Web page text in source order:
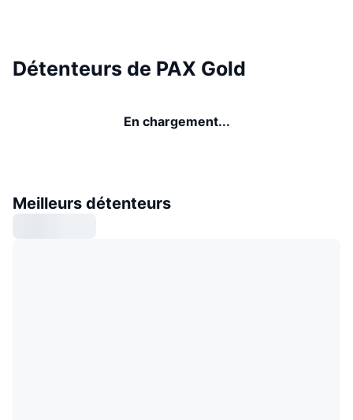
Détenteurs de PAX Gold
En chargement...
Meilleurs détenteurs